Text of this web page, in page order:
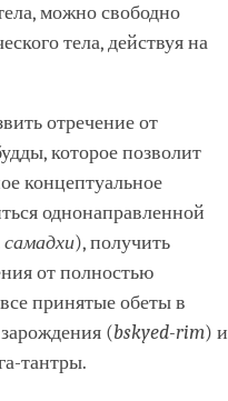
можно свободно
тела, действуя на
отречение от
которое позволит
концептуальное
однонаправленной
самадхи), получить
от полностью
принятые обеты в
(bskyed-rim) и
тантры.